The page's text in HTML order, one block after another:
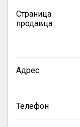
Страница
продавца
Адрес
Телефон